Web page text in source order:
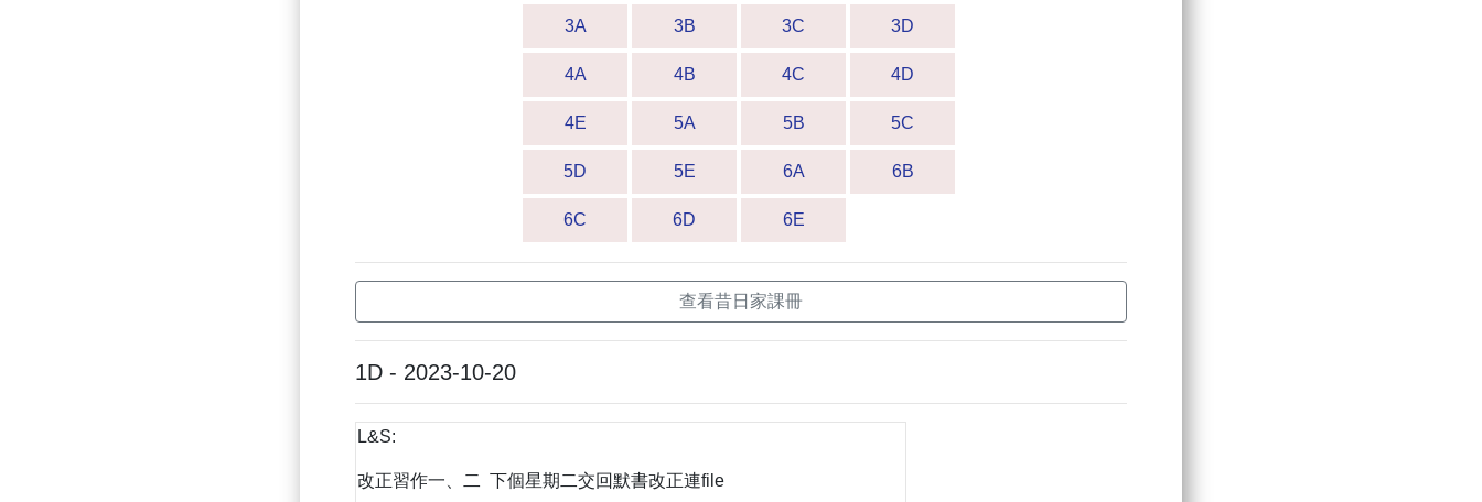
3A 3B 3C 3D
4A 4B 4C 4D
4E 5A 5B 5C
5D 5E 6A 6B
6C 6D 6E
查看昔日家課冊
1D - 2023-10-20
L&S:
改正習作一、二 下個星期二交回默書改正連file